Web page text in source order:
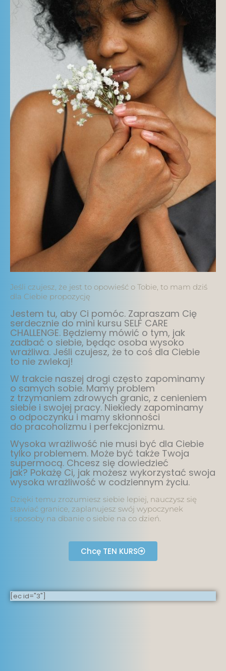
Jeśli czujesz, że jest to opowieść o Tobie, to mam dziś
dla Ciebie propozycję
Jestem tu, aby Ci pomóc. Zapraszam Cię
serdecznie do mini kursu SELF CARE
CHALLENGE. Będziemy mówić o tym, jak
zadbać o siebie, będąc osoba wysoko
wrażliwa. Jeśli czujesz, że to coś dla Ciebie
to nie zwlekaj!
W trakcie naszej drogi często zapominamy
o samych sobie. Mamy problem
z trzymaniem zdrowych granic, z cenieniem
siebie i swojej pracy. Niekiedy zapominamy
o odpoczynku i mamy skłonności
do pracoholizmu i perfekcjonizmu.
Wysoka wrażliwość nie musi być dla Ciebie
tylko problemem. Może być także Twoja
supermocą. Chcesz się dowiedzieć
jak? Pokażę Ci, jak możesz wykorzystać swoja
wysoka wrażliwość w codziennym życiu.
Dzięki temu zrozumiesz siebie lepiej, nauczysz się
stawiać granice, zaplanujesz swój wypoczynek
i sposoby na dbanie o siebie na co dzień.
Chcę TEN KURS
[ec id="3"]